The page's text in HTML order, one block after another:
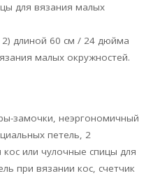
для вязания малых
длиной 60 см / 24 дюйма
малых окружностей.
замочки, неэргономичный
петель, 2
или чулочные спицы для
при вязании кос, счетчик